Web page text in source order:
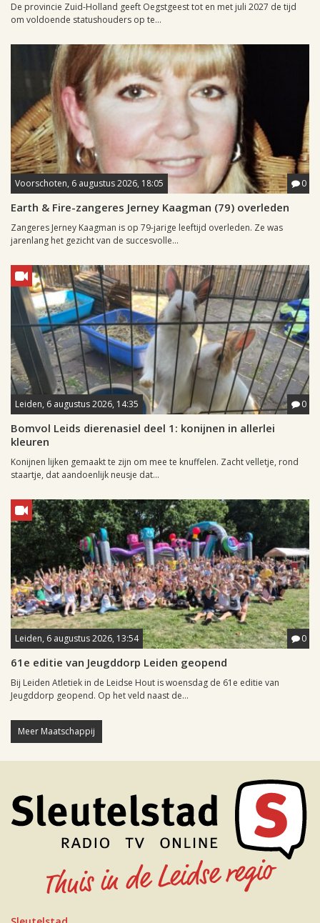
De provincie Zuid-Holland geeft Oegstgeest tot en met juli 2027 de tijd
om voldoende statushouders op te...
Voorschoten, 6 augustus 2026, 18:05 0
Earth & Fire-zangeres Jerney Kaagman (79) overleden
Zangeres Jerney Kaagman is op 79-jarige leeftijd overleden. Ze was
jarenlang het gezicht van de succesvolle...
Leiden, 6 augustus 2026, 14:35 0
Bomvol Leids dierenasiel deel 1: konijnen in allerlei
kleuren
Konijnen lijken gemaakt te zijn om mee te knuffelen. Zacht velletje, rond
staartje, dat aandoenlijk neusje dat...
Leiden, 6 augustus 2026, 13:54 0
61e editie van Jeugddorp Leiden geopend
Bij Leiden Atletiek in de Leidse Hout is woensdag de 61e editie van
Jeugddorp geopend. Op het veld naast de...
Meer Maatschappij